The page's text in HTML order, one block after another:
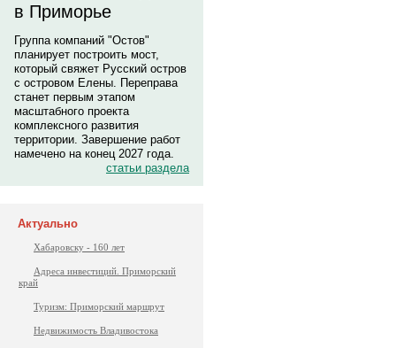
в Приморье
Группа компаний "Остов"
планирует построить мост,
который свяжет Русский остров
с островом Елены. Переправа
станет первым этапом
масштабного проекта
комплексного развития
территории. Завершение работ
намечено на конец 2027 года.
статьи раздела
Актуально
Хабаровску - 160 лет
Адреса инвестиций. Приморский
край
Туризм: Приморский маршрут
Недвижимость Владивостока